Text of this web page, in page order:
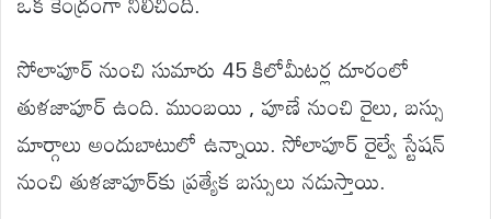
సోలాపూర్ నుంచి సుమారు 45 కిలోమీటర్ల దూరంలో
తుళజాపూర్ ఉంది. ముంబయి , పూణే నుంచి రైలు, బస్సు
మార్గాలు అందుబాటులో ఉన్నాయి. సోలాపూర్ రైల్వే స్టేషన్
నుంచి తుళజాపూర్‌కు ప్రత్యేక బస్సులు నడుస్తాయి.